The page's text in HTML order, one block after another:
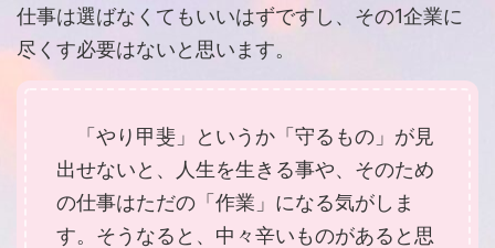
仕事は選ばなくてもいいはずですし、その1企業に
尽くす必要はないと思います。
「やり甲斐」というか「守るもの」が見
出せないと、人生を生きる事や、そのため
の仕事はただの「作業」になる気がしま
す。そうなると、中々辛いものがあると思